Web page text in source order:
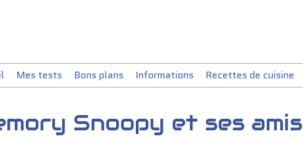
Mes tests Bons plans Informations Recettes de cuisine
Snoopy et ses amis